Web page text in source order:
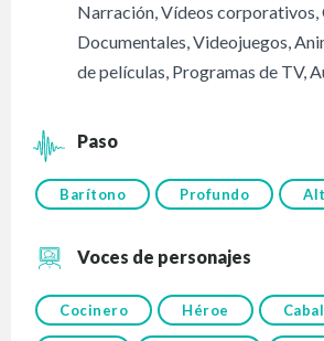
Narración,Vídeos corporativos,
Documentales,Videojuegos,
de películas, Programas de TV,
Paso
Barítono Profundo
Voces de personajes
Cocinero Héroe